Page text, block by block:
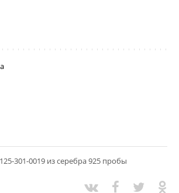
301-0019 из серебра 925 пробы